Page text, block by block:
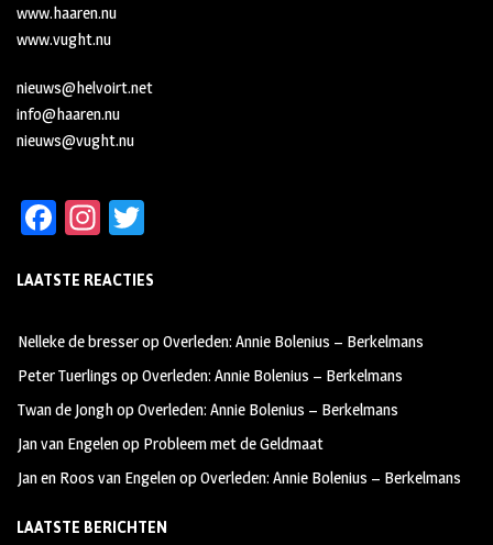
www.haaren.nu
www.vught.nu
nieuws@helvoirt.net
info@haaren.nu
nieuws@vught.nu
Fa
b
oo
k
In
ag
m
tt
LAATSTE REACTIES
Nelleke de bresseropOverleden: Annie Bolenius – Berkelmans
Peter Tuerlings opOverleden: Annie Bolenius – Berkelmans
Twan de JonghopOverleden: Annie Bolenius – Berkelmans
Jan van Engelenop Probleem met de Geldmaat
Jan en Roos van EngelenopOverleden: Annie Bolenius – Berkelmans
LAATSTE BERICHTEN